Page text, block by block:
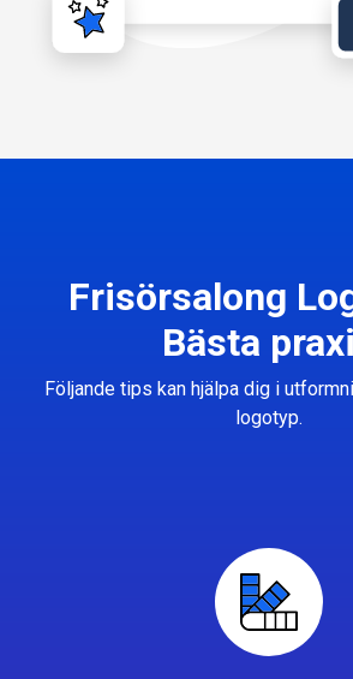
Frisörsalong
Bästa
Följande tips kan hjälpa dig i
logotyp.